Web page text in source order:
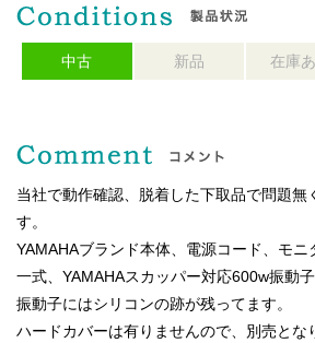
中古 新品 在庫
当社で動作確認、脱着した下取品で問題無
す。
YAMAHAブランド本体、電源コード、モ
一式、YAMAHAスカッパー対応600w振動子
振動子にはシリコンの跡が残ってます。
ハードカバーは有りませんので、別売とな